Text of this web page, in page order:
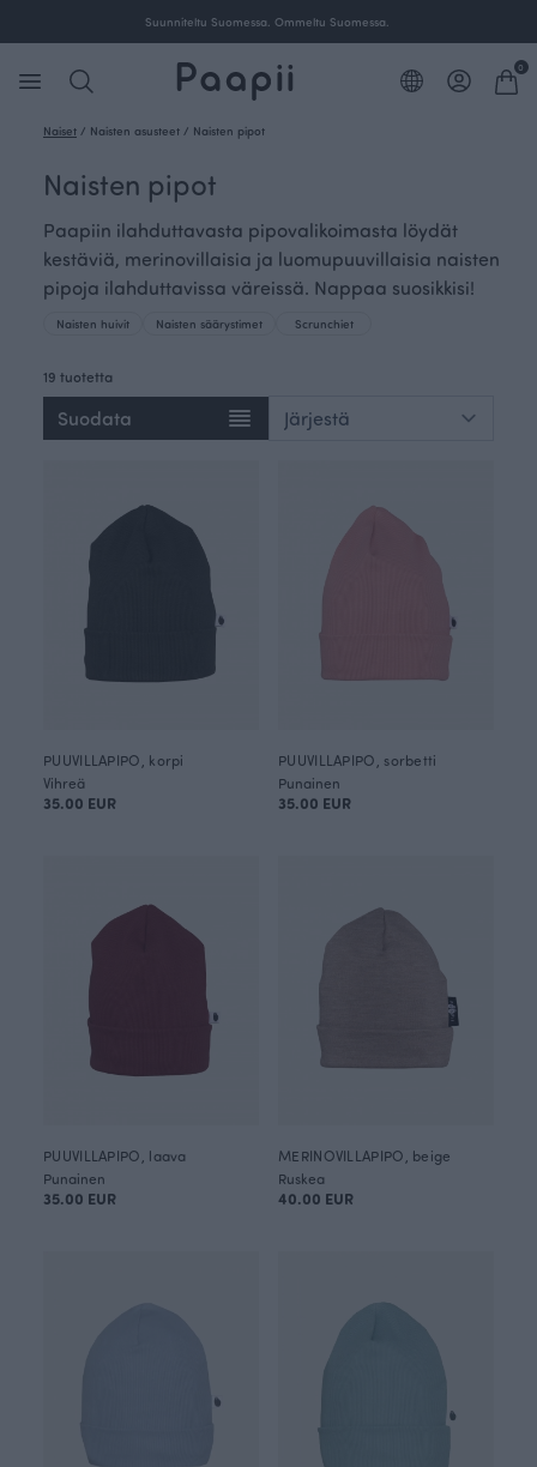
Suunniteltu Suomessa. Ommeltu Suomessa.
0
Naiset / Naisten asusteet / Naisten pipot
Naisten pipot
Paapiin ilahduttavasta pipovalikoimasta löydät
kestäviä, merinovillaisia ja luomupuuvillaisia naisten
pipoja ilahduttavissa väreissä. Nappaa suosikkisi!
Naisten huivit Naisten säärystimet Scrunchiet
19 tuotetta
Suodata
PUUVILLAPIPO, korpi
Vihreä
35.00 EUR
PUUVILLAPIPO, sorbetti
Punainen
35.00 EUR
PUUVILLAPIPO, laava
Punainen
35.00 EUR
MERINOVILLAPIPO, beige
Ruskea
40.00 EUR